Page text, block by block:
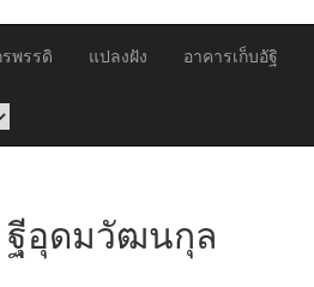
พรรดิ แปลงฝัง อาคารเก็บอัฐิ
ฐีอุดมวัฒนกุล